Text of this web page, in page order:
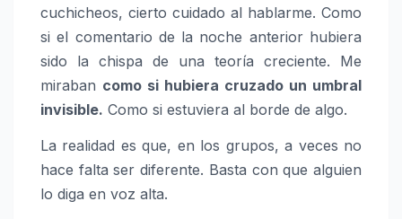
cuchicheos, cierto cuidado al hablarme. Como
si el comentario de la noche anterior hubiera
sido la chispa de una teoría creciente. Me
miraban como si hubiera cruzado un umbral
invisible. Como si estuviera al borde de algo.
La realidad es que, en los grupos, a veces no
hace falta ser diferente. Basta con que alguien
lo diga en voz alta.